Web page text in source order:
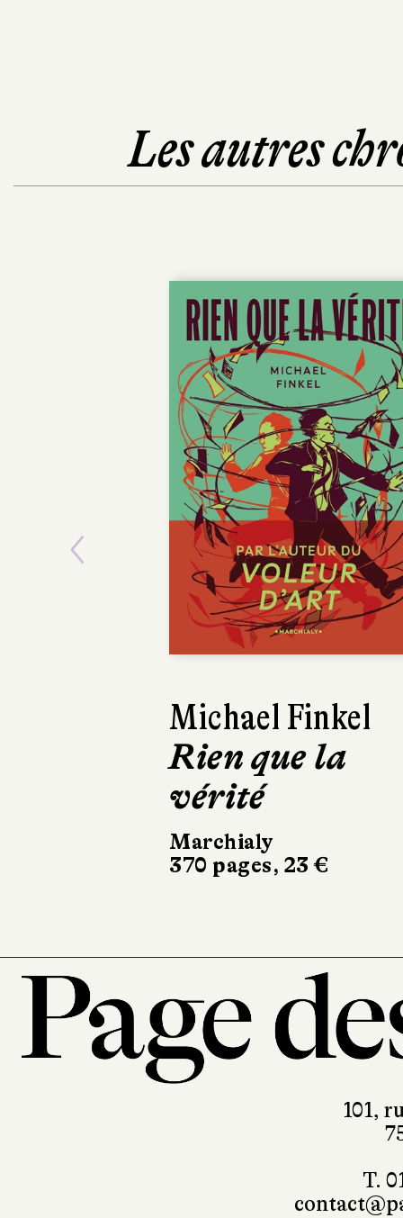
Les autres
Michael Finkel
Rien que la
vérité
Marchialy
370 pages, 23 €
Previous
101,
T.